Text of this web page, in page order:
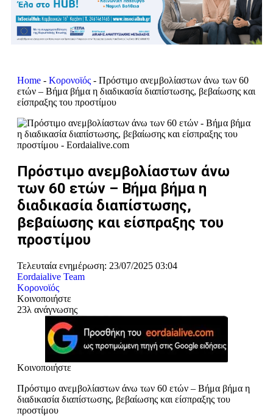
Home - Κορονοϊός - Πρόστιμο ανεμβολίαστων άνω των 60
ετών – Βήμα βήμα η διαδικασία διαπίστωσης, βεβαίωσης και
είσπραξης του προστίμου
Πρόστιμο ανεμβολίαστων άνω
των 60 ετών – Βήμα βήμα η
διαδικασία διαπίστωσης,
βεβαίωσης και είσπραξης του
προστίμου
Τελευταία ενημέρωση: 23/07/2025 03:04
Eordaialive Team
Κορονοϊός
Κοινοποιήστε
23λ ανάγνωσης
Κοινοποιήστε
Πρόστιμο ανεμβολίαστων άνω των 60 ετών – Βήμα βήμα η
διαδικασία διαπίστωσης, βεβαίωσης και είσπραξης του
προστίμου